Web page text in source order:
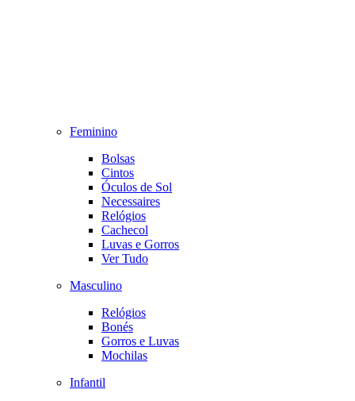
Feminino
Bolsas
Cintos
Óculos de Sol
Necessaires
Relógios
Cachecol
Luvas e Gorros
Ver Tudo
Masculino
Relógios
Bonés
Gorros e Luvas
Mochilas
Infantil